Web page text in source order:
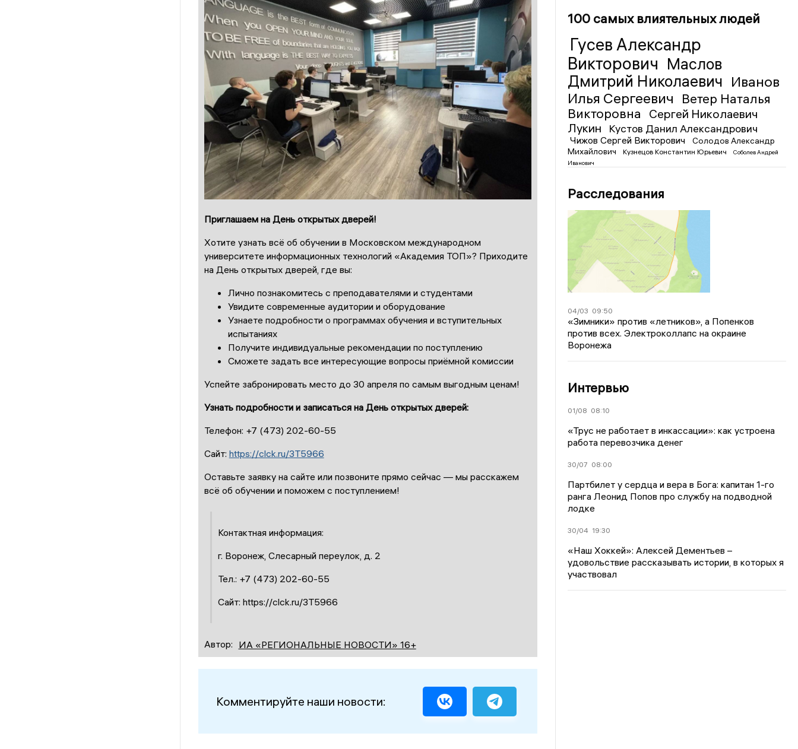
Приглашаем на День открытых дверей!
Хотите узнать всё об обучении в Московском международном
университете информационных технологий «Академия ТОП»? Приходите
на День открытых дверей, где вы:
Лично познакомитесь с преподавателями и студентами
Увидите современные аудитории и оборудование
Узнаете подробности о программах обучения и вступительных
испытаниях
Получите индивидуальные рекомендации по поступлению
Сможете задать все интересующие вопросы приёмной комиссии
Успейте забронировать место до 30 апреля по самым выгодным ценам!
Узнать подробности и записаться на День открытых дверей:
Телефон: +7 (473) 202-60-55
Сайт: https://clck.ru/3T5966
Оставьте заявку на сайте или позвоните прямо сейчас — мы расскажем
всё об обучении и поможем с поступлением!
Контактная информация:
г. Воронеж, Слесарный переулок, д. 2
Тел.: +7 (473) 202-60-55
Сайт: https://clck.ru/3T5966
Автор: ИА «РЕГИОНАЛЬНЫЕ НОВОСТИ» 16+
Комментируйте наши новости:
100 самых влиятельных людей
Гусев Александр
Викторович Маслов
Дмитрий Николаевич Иванов
Илья Сергеевич
Ветер Наталья
Викторовна
Сергей Николаевич
Лукин
Кустов Данил Александрович
Чижов Сергей Викторович
Солодов Александр
Михайлович
Кузнецов Константин Юрьевич
Соболев Андрей
Иванович
Расследования
04/03 09:50
«Зимники» против «летников», а Попенков
против всех. Электроколлапс на окраине
Воронежа
Интервью
01/08 08:10
«Трус не работает в инкассации»: как устроена
работа перевозчика денег
30/07 08:00
Партбилет у сердца и вера в Бога: капитан 1-го
ранга Леонид Попов про службу на подводной
лодке
30/04 19:30
«Наш Хоккей»: Алексей Дементьев –
удовольствие рассказывать истории, в которых я
участвовал